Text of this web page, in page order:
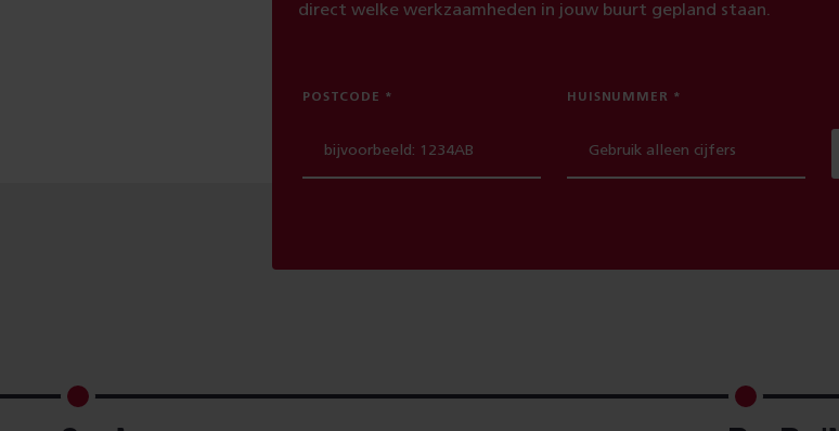
direct welke werkzaamheden in jouw buurt gepland staan.
POSTCODE HUISNUMMER